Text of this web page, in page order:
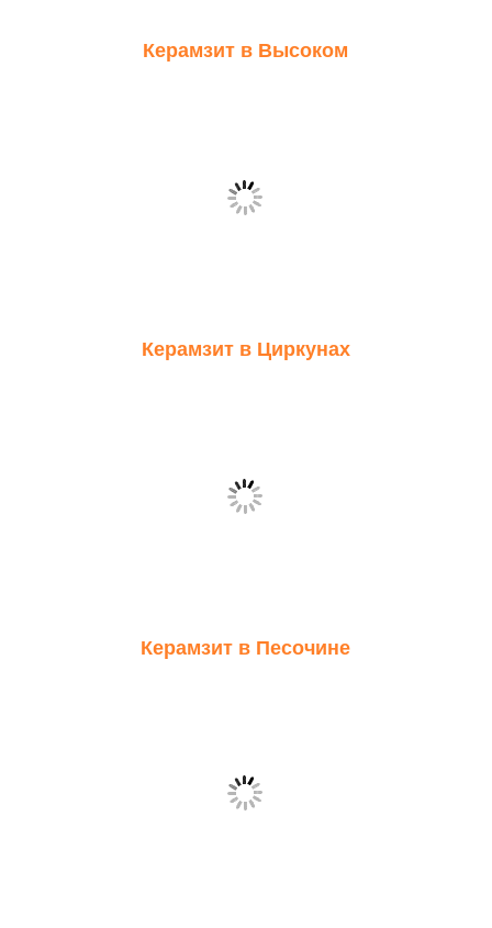
Керамзит в Высоком
Керамзит в Циркунах
Керамзит в Песочине